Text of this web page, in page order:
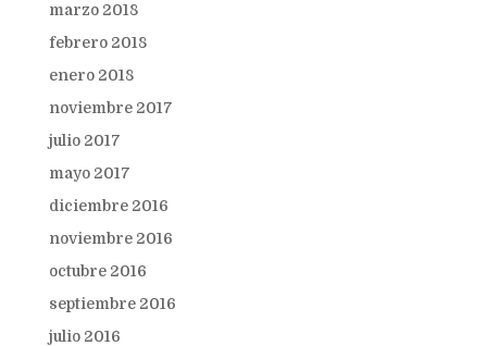
marzo 2018
febrero 2018
enero 2018
noviembre 2017
julio 2017
mayo 2017
diciembre 2016
noviembre 2016
octubre 2016
septiembre 2016
julio 2016